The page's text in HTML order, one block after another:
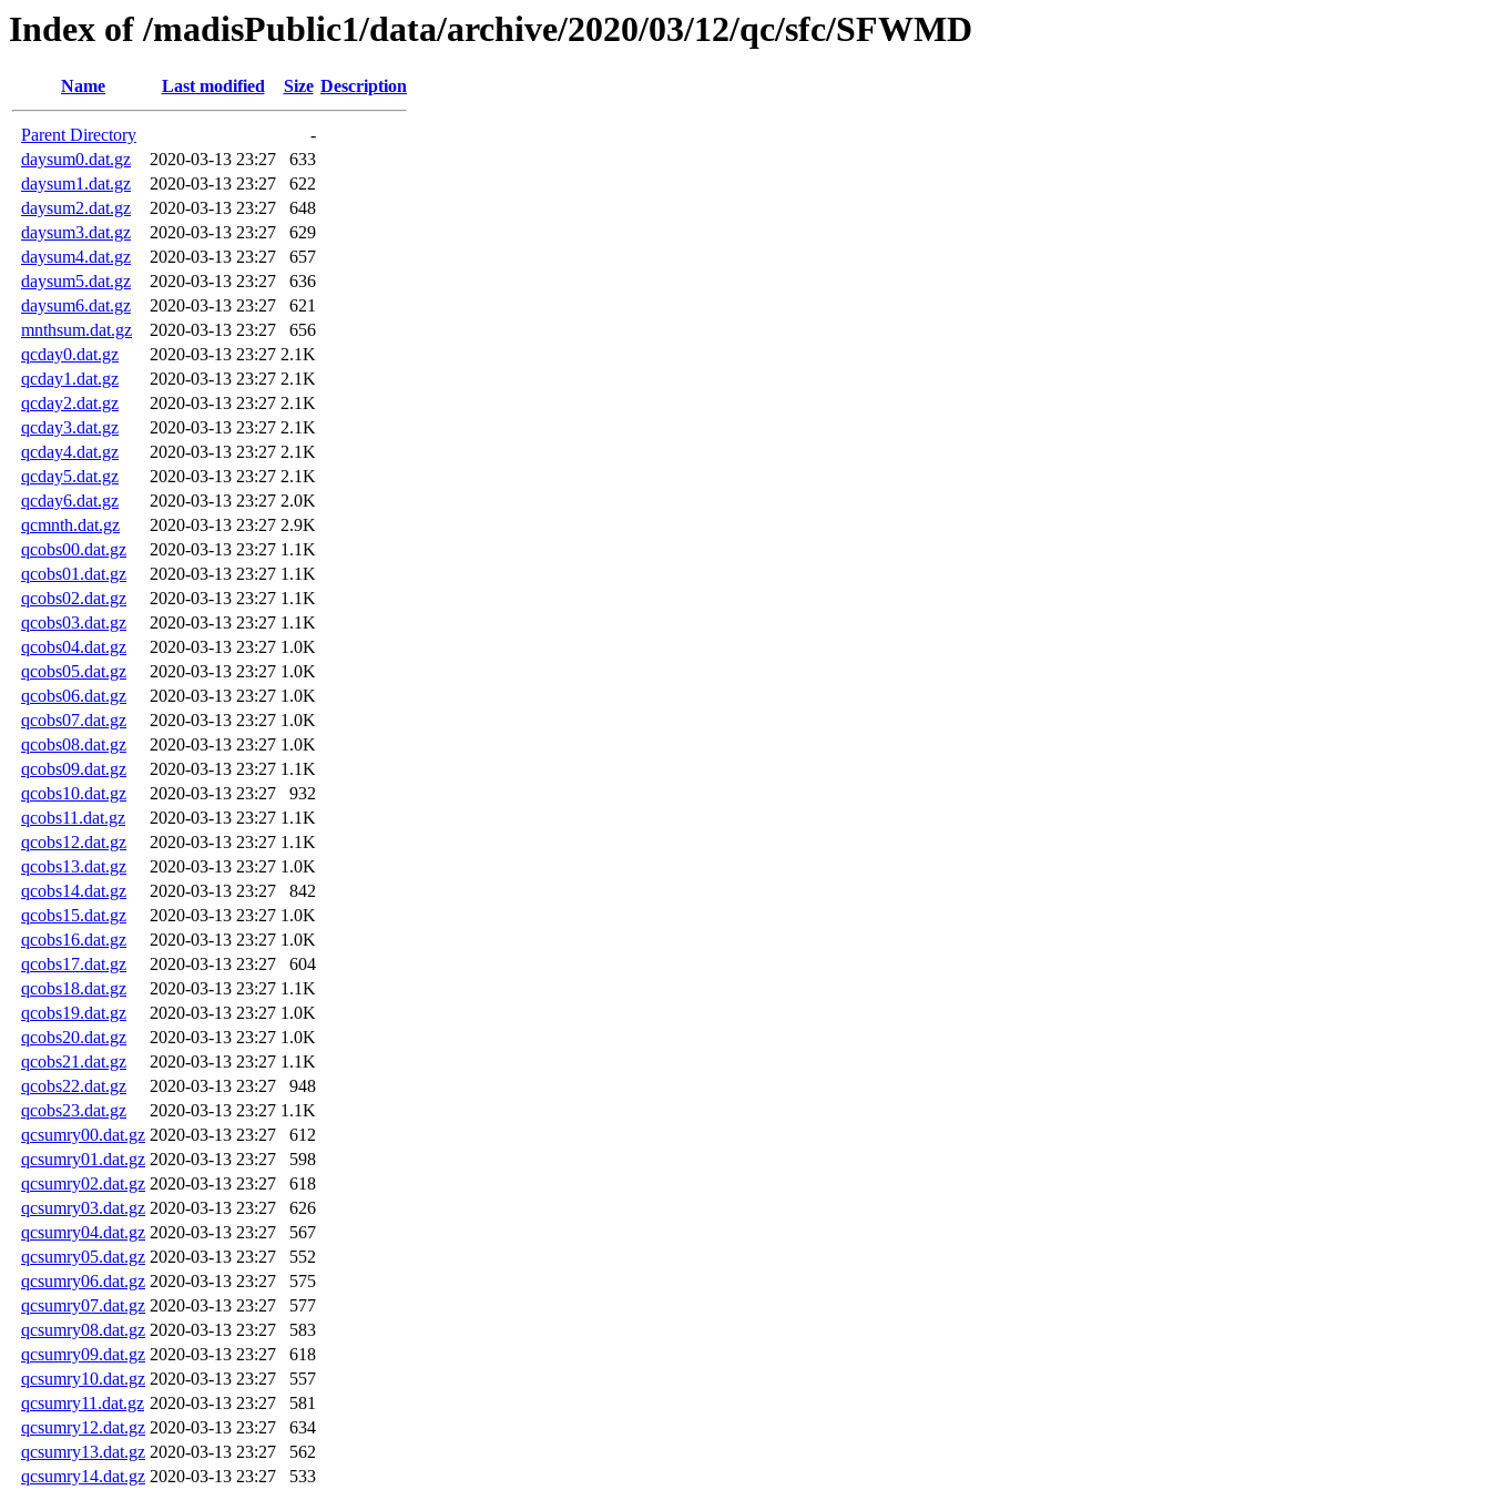
Index of /madisPublic1/data/archive/2020/03/12/qc/sfc/SFWMD
Name Last modified Size Description
Parent Directory
-
daysum0.dat.gz
2020-03-13 23:27
633
daysum1.dat.gz
2020-03-13 23:27
622
daysum2.dat.gz
2020-03-13 23:27
648
daysum3.dat.gz
2020-03-13 23:27
629
daysum4.dat.gz
2020-03-13 23:27
657
daysum5.dat.gz
2020-03-13 23:27
636
daysum6.dat.gz
2020-03-13 23:27
621
mnthsum.dat.gz
2020-03-13 23:27
656
qcday0.dat.gz
2020-03-13 23:27 2.1K
qcday1.dat.gz
2020-03-13 23:27 2.1K
qcday2.dat.gz
2020-03-13 23:27 2.1K
qcday3.dat.gz
2020-03-13 23:27 2.1K
qcday4.dat.gz
2020-03-13 23:27 2.1K
qcday5.dat.gz
2020-03-13 23:27 2.1K
qcday6.dat.gz
2020-03-13 23:27 2.0K
qcmnth.dat.gz
2020-03-13 23:27 2.9K
qcobs00.dat.gz
2020-03-13 23:27 1.1K
qcobs01.dat.gz
2020-03-13 23:27 1.1K
qcobs02.dat.gz
2020-03-13 23:27 1.1K
qcobs03.dat.gz
2020-03-13 23:27 1.1K
qcobs04.dat.gz
2020-03-13 23:27 1.0K
qcobs05.dat.gz
2020-03-13 23:27 1.0K
qcobs06.dat.gz
2020-03-13 23:27 1.0K
qcobs07.dat.gz
2020-03-13 23:27 1.0K
qcobs08.dat.gz
2020-03-13 23:27 1.0K
qcobs09.dat.gz
2020-03-13 23:27 1.1K
qcobs10.dat.gz
2020-03-13 23:27
932
qcobs11.dat.gz
2020-03-13 23:27 1.1K
qcobs12.dat.gz
2020-03-13 23:27 1.1K
qcobs13.dat.gz
2020-03-13 23:27 1.0K
qcobs14.dat.gz
2020-03-13 23:27
842
qcobs15.dat.gz
2020-03-13 23:27 1.0K
qcobs16.dat.gz
2020-03-13 23:27 1.0K
qcobs17.dat.gz
2020-03-13 23:27
604
qcobs18.dat.gz
2020-03-13 23:27 1.1K
qcobs19.dat.gz
2020-03-13 23:27 1.0K
qcobs20.dat.gz
2020-03-13 23:27 1.0K
qcobs21.dat.gz
2020-03-13 23:27 1.1K
qcobs22.dat.gz
2020-03-13 23:27
948
qcobs23.dat.gz
2020-03-13 23:27 1.1K
qcsumry00.dat.gz 2020-03-13 23:27
612
qcsumry01.dat.gz 2020-03-13 23:27
598
qcsumry02.dat.gz 2020-03-13 23:27
618
qcsumry03.dat.gz 2020-03-13 23:27
626
qcsumry04.dat.gz 2020-03-13 23:27
567
qcsumry05.dat.gz 2020-03-13 23:27
552
qcsumry06.dat.gz 2020-03-13 23:27
575
qcsumry07.dat.gz 2020-03-13 23:27
577
qcsumry08.dat.gz 2020-03-13 23:27
583
qcsumry09.dat.gz 2020-03-13 23:27
618
qcsumry10.dat.gz 2020-03-13 23:27
557
qcsumry11.dat.gz 2020-03-13 23:27
581
qcsumry12.dat.gz 2020-03-13 23:27
634
qcsumry13.dat.gz 2020-03-13 23:27
562
qcsumry14.dat.gz 2020-03-13 23:27 533